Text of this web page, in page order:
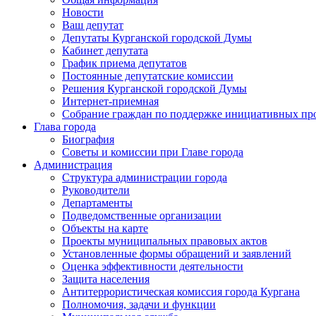
Новости
Ваш депутат
Депутаты Курганской городской Думы
Кабинет депутата
График приема депутатов
Постоянные депутатские комиссии
Решения Курганской городской Думы
Интернет-приемная
Собрание граждан по поддержке инициативных
Глава города
Биография
Советы и комиссии при Главе города
Администрация
Структура администрации города
Руководители
Департаменты
Подведомственные организации
Объекты на карте
Проекты муниципальных правовых актов
Установленные формы обращений и заявлений
Оценка эффективности деятельности
Защита населения
Антитеррористическая комиссия города Кургана
Полномочия, задачи и функции